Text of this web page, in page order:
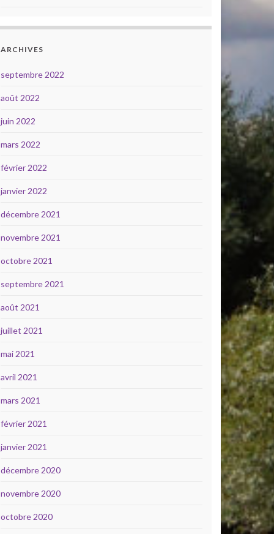
ARCHIVES
septembre 2022
août 2022
juin 2022
mars 2022
février 2022
janvier 2022
décembre 2021
novembre 2021
octobre 2021
septembre 2021
août 2021
juillet 2021
mai 2021
avril 2021
mars 2021
février 2021
janvier 2021
décembre 2020
novembre 2020
octobre 2020